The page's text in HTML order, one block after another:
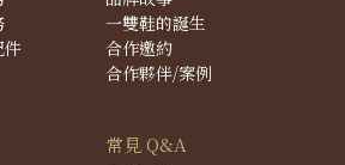
一雙鞋的誕生
合作邀約
合作夥伴/案例
常見 Q&A